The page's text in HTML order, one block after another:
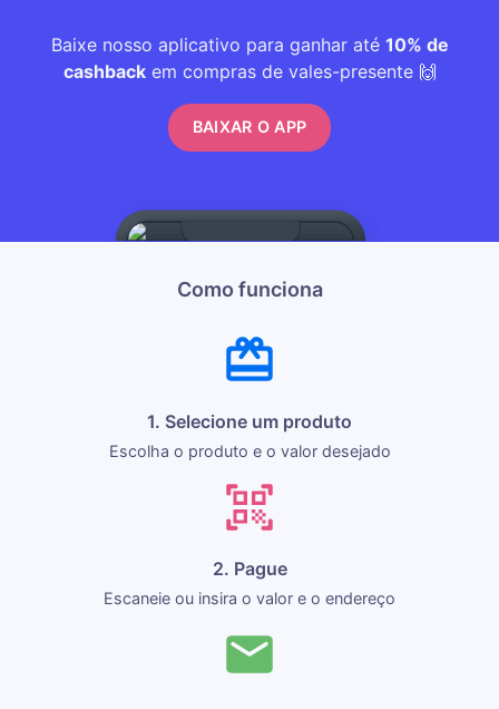
Baixe nosso aplicativo para ganhar até 10% de
cashbackem compras de vales-presente 🙌
BAIXAR O APP
Como funciona
1. Selecione um produto
Escolha o produto e o valor desejado
2. Pague
Escaneie ou insira o valor e o endereço